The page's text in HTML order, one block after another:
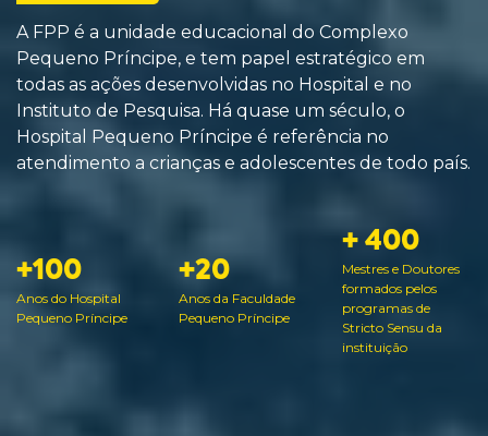
A FPP é a unidade educacional do Complexo
Pequeno Príncipe, e tem papel estratégico em
todas as ações desenvolvidas no Hospital e no
Instituto de Pesquisa. Há quase um século, o
Hospital Pequeno Príncipe é referência no
atendimento a crianças e adolescentes de todo país.
+100
Anos do Hospital
Pequeno Príncipe
+20
Anos da Faculdade
Pequeno Príncipe
+ 400
Mestres e Doutores
formados pelos
programas de
Stricto Sensu da
instituição